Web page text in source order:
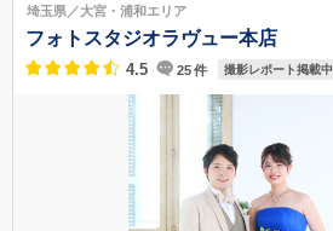
内駅から徒歩8分
050-1746-1166
埼玉県／大宮・浦和エリア
フォトスタジオラヴュー本店
4.5 25件 撮影レポート掲載中